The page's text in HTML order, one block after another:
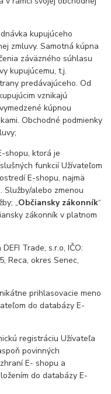
kupujúceho
zmluvy. Samotná kúpna
záväzného súhlasu
kupujúcemu, t.j.
predávajúceho. Od
vznikajú
kúpnou
Obchodné podmienky
shopu, ktorá je
funkcií Užívateľom
E-shopu, najmä
Služby/alebo zmenou
„Občiansky zákonník“
zákonník v platnom
Trade, s.r.o, IČO:
Reca, okres Senec,
prihlasovacie meno
do databázy E-
registráciu Užívateľa
povinných
E- shopu a
do databázy E-